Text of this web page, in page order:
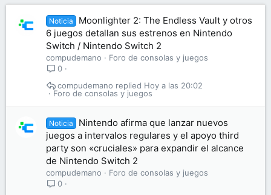
Noticia
Moonlighter 2: The Endless Vault y otros
6 juegos detallan sus estrenos en Nintendo
Switch / Nintendo Switch 2
compudemano
Foro de consolas y juegos
0
Foro de consolas y juegos
Hoy a las 20:02
compudemano
Noticia
Nintendo afirma que lanzar nuevos
juegos a intervalos regulares y el apoyo third
party son «cruciales» para expandir el alcance
de Nintendo Switch 2
compudemano
Foro de consolas y juegos
0